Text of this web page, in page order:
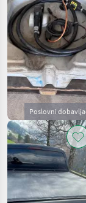
Poslovni